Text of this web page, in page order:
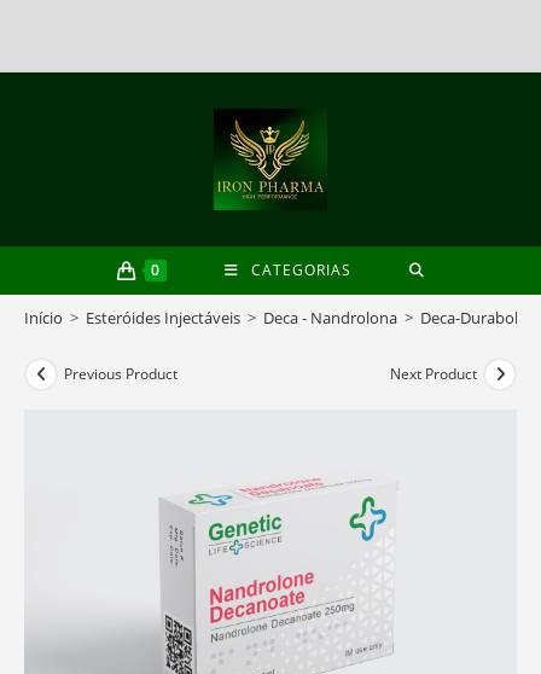
0 CATEGORIAS
Início > Esteróides Injectáveis > Deca - Nandrolona > Deca-Durabolin
Previous Product Next Product